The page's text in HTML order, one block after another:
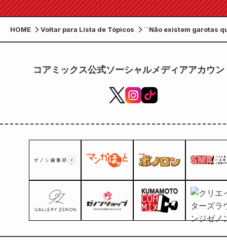
HOME Voltar para Lista de Tópicos
``Não existem garotas
reimpressão dos
コアミックス公式ソーシャルメディアアカウン